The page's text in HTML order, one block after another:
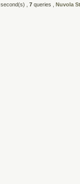
second(s) , 7 queries , Nuvola